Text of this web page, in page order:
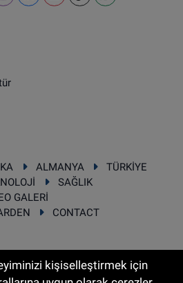
ALMANYA
TÜRKİYE
SAĞLIK
GALERİ
CONTACT
kişiselleştirmek için